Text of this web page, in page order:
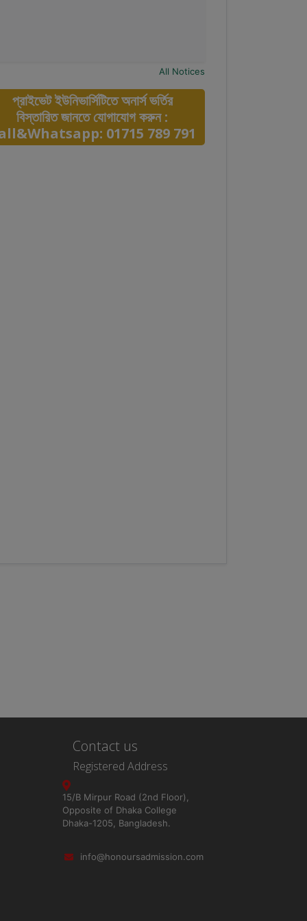
All Notices
প্রাইভেট ইউনিভার্সিটিতে অনার্স ভর্তির
বিস্তারিত জানতে যোগাযোগ করুন :
01715 789 791
Contact us
Registered Address
15/B Mirpur Road (2nd Floor),
Opposite of Dhaka College
Dhaka-1205, Bangladesh.
info@honoursadmission.com